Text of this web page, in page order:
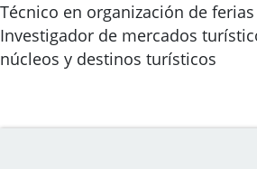
Técnico en organización de
Investigador de mercados
núcleos y destinos turísticos